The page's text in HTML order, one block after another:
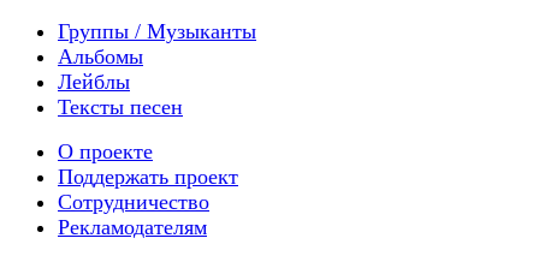
Группы / Музыканты
Альбомы
Лейблы
Тексты песен
О проекте
Поддержать проект
Сотрудничество
Рекламодателям